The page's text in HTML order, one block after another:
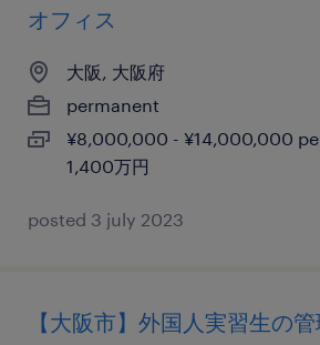
オフィス
大阪, 大阪府
permanent
¥8,000,000 - ¥14,000,000
1,400万円
posted 3 july 2023
【大阪市】外国人実習生の